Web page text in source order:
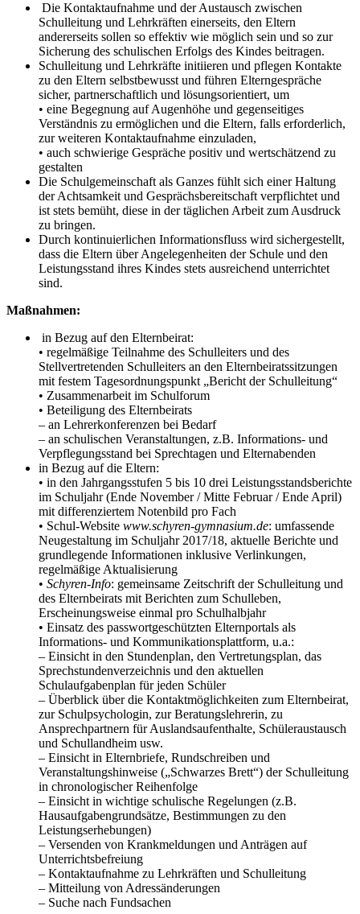
Die Kontaktaufnahme und der Austausch zwischen
Schulleitung und Lehrkräften einerseits, den Eltern
andererseits sollen so effektiv wie möglich sein und so zur
Sicherung des schulischen Erfolgs des Kindes beitragen.
Schulleitung und Lehrkräfte initiieren und pflegen Kontakte
zu den Eltern selbstbewusst und führen Elterngespräche
sicher, partnerschaftlich und lösungsorientiert, um
• eine Begegnung auf Augenhöhe und gegenseitiges
Verständnis zu ermöglichen und die Eltern, falls erforderlich,
zur weiteren Kontaktaufnahme einzuladen,
• auch schwierige Gespräche positiv und wertschätzend zu
gestalten
Die Schulgemeinschaft als Ganzes fühlt sich einer Haltung
der Achtsamkeit und Gesprächsbereitschaft verpflichtet und
ist stets bemüht, diese in der täglichen Arbeit zum Ausdruck
zu bringen.
Durch kontinuierlichen Informationsfluss wird sichergestellt,
dass die Eltern über Angelegenheiten der Schule und den
Leistungsstand ihres Kindes stets ausreichend unterrichtet
sind.
Maßnahmen:
in Bezug auf den Elternbeirat:
• regelmäßige Teilnahme des Schulleiters und des
Stellvertretenden Schulleiters an den Elternbeiratssitzungen
mit festem Tagesordnungspunkt „Bericht der Schulleitung“
• Zusammenarbeit im Schulforum
• Beteiligung des Elternbeirats
– an Lehrerkonferenzen bei Bedarf
– an schulischen Veranstaltungen, z.B. Informations- und
Verpflegungsstand bei Sprechtagen und Elternabenden
in Bezug auf die Eltern:
• in den Jahrgangsstufen 5 bis 10 drei Leistungsstandsberichte
im Schuljahr (Ende November / Mitte Februar / Ende April)
mit differenziertem Notenbild pro Fach
• Schul-Website www.schyren-gymnasium.de: umfassende
Neugestaltung im Schuljahr 2017/18, aktuelle Berichte und
grundlegende Informationen inklusive Verlinkungen,
regelmäßige Aktualisierung
• Schyren-Info: gemeinsame Zeitschrift der Schulleitung und
des Elternbeirats mit Berichten zum Schulleben,
Erscheinungsweise einmal pro Schulhalbjahr
• Einsatz des passwortgeschützten Elternportals als
Informations- und Kommunikationsplattform, u.a.:
– Einsicht in den Stundenplan, den Vertretungsplan, das
Sprechstundenverzeichnis und den aktuellen
Schulaufgabenplan für jeden Schüler
– Überblick über die Kontaktmöglichkeiten zum Elternbeirat,
zur Schulpsychologin, zur Beratungslehrerin, zu
Ansprechpartnern für Auslandsaufenthalte, Schüleraustausch
und Schullandheim usw.
– Einsicht in Elternbriefe, Rundschreiben und
Veranstaltungshinweise („Schwarzes Brett“) der Schulleitung
in chronologischer Reihenfolge
– Einsicht in wichtige schulische Regelungen (z.B.
Hausaufgabengrundsätze, Bestimmungen zu den
Leistungserhebungen)
– Versenden von Krankmeldungen und Anträgen auf
Unterrichtsbefreiung
– Kontaktaufnahme zu Lehrkräften und Schulleitung
– Mitteilung von Adressänderungen
– Suche nach Fundsachen